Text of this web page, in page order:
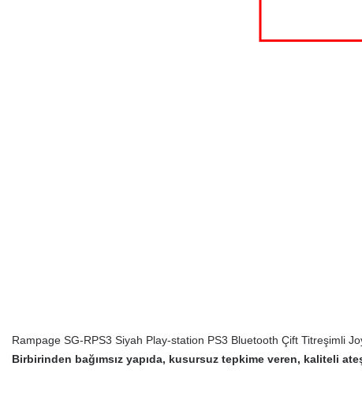
Rampage SG-RPS3 Siyah Play-station PS3 Bluetooth Çift Titreşimli
Birbirinden bağımsız yapıda, kusursuz tepkime veren, kaliteli ateş